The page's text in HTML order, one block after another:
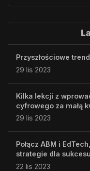
Przyszłościowe
29 lis 2023
Kilka lekcji z
cyfrowego za małą
29 lis 2023
Połącz ABM i
strategie dla
22 lis 2023